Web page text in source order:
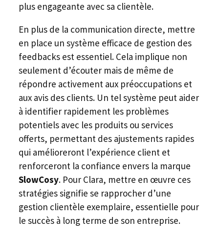
plus engageante avec sa clientèle.
En plus de la communication directe, mettre
en place un système efficace de gestion des
feedbacks est essentiel. Cela implique non
seulement d’écouter mais de même de
répondre activement aux préoccupations et
aux avis des clients. Un tel système peut aider
à identifier rapidement les problèmes
potentiels avec les produits ou services
offerts, permettant des ajustements rapides
qui amélioreront l’expérience client et
renforceront la confiance envers la marque
SlowCosy. Pour Clara, mettre en œuvre ces
stratégies signifie se rapprocher d’une
gestion clientèle exemplaire, essentielle pour
le succès à long terme de son entreprise.